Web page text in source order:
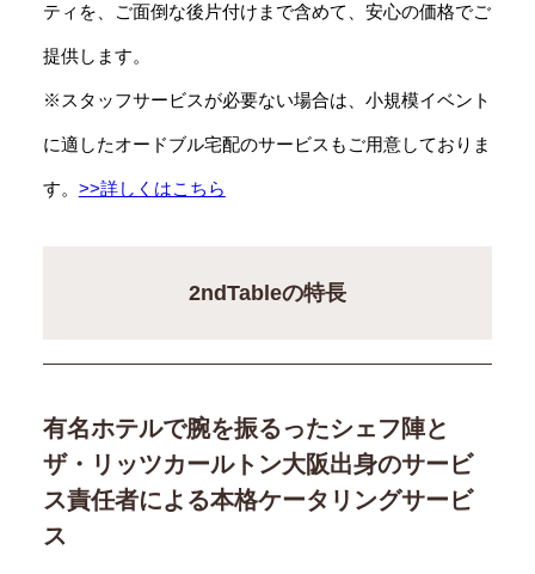
ティを、ご面倒な後片付けまで含めて、安心の価格でご
提供します。
※スタッフサービスが必要ない場合は、小規模イベント
に適したオードブル宅配のサービスもご用意しておりま
す。 >>詳しくはこちら
2ndTableの特長
有名ホテルで腕を振るったシェフ陣と
ザ・リッツカールトン大阪出身のサービ
ス責任者による本格ケータリングサービ
ス